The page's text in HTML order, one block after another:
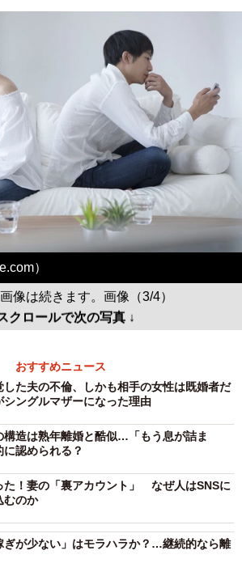
）
像は続きます。画像（3/4）
クロールで次の写真 ↓
おすすめニュース
した夫の不倫、しかも相手の女性は既婚者だ
ングルマザーになった理由
構造は熟年離婚と酷似…「もう息が詰ま
認められる？
た！妻の「裏アカウント」 なぜ人はSNSに
むのか
ぎが少ない」はモラハラか？…継続的なら離